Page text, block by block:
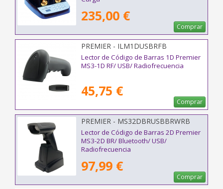
235,00 €
Comprar
PREMIER - ILM1DUSBRFB
Lector de Código de Barras 1D Premier
MS3-1D RF/ USB/ Radiofrecuencia
45,75 €
Comprar
PREMIER - MS32DBRUSBBRWRB
Lector de Código de Barras 2D Premier
MS3-2D BR/ Bluetooth/ USB/
Radiofrecuencia
97,99 €
Comprar